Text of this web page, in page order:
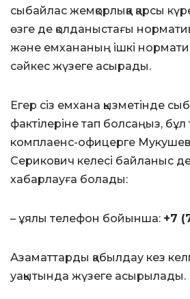
сыбайлас жемқорлыққа қарсы
өзге де қолданыстағы
және емхананың ішкі
сәйкес жүзеге асырады.
Егер сіз емхана қызметінде
фактілеріне тап болсаңыз, бұл
комплаенс-офицерге
Серикович келесі байланыс
хабарлауға болады:
– ұялы телефон бойынша: +7
Азаматтарды қабылдау кез
уақытында жүзеге асырылады.